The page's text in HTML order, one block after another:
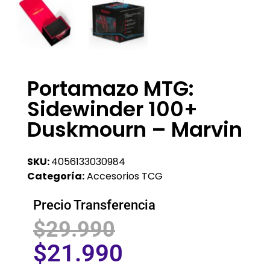
Portamazo MTG:
Sidewinder 100+
Duskmourn – Marvin
SKU:4056133030984
Categoría:Accesorios TCG
Precio Transferencia
$29.990
$21.990